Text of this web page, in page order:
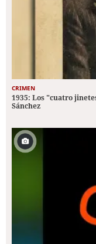
CRIMEN
1935: Los "cuatro
Sánchez